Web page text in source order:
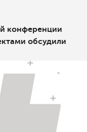
конференции
обсудили